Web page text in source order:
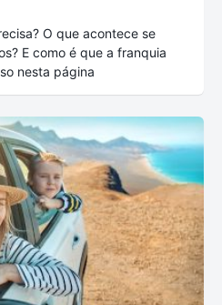
O que acontece se
E como é que a franquia
nesta página